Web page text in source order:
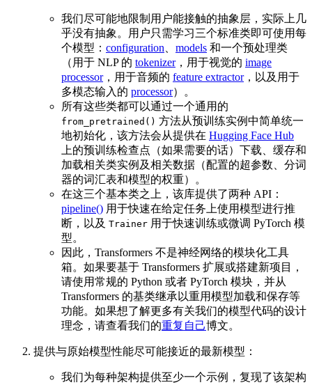
我们尽可能地限制用户能接触的抽象层，实际上几
乎没有抽象。用户只需学习三个标准类即可使用每
个模型： configuration models 和一个预处理类
（用于 NLP 的 tokenizer，用于视觉的 image
processor，用于音频的 feature extractor，以及用于
多模态输入的 processor）。
所有这些类都可以通过一个通用的
from_pretrained() 方法从预训练实例中简单统一
地初始化，该方法会从提供在 Hugging Face Hub
上的预训练检查点（如果需要的话）下载、缓存和
加载相关类实例及相关数据（配置的超参数、分词
器的词汇表和模型的权重）。
在这三个基本类之上，该库提供了两种 API：
pipeline() 用于快速在给定任务上使用模型进行推
断，以及 Trainer 用于快速训练或微调 PyTorch 模
型。
因此，Transformers 不是神经网络的模块化工具
箱。如果要基于 Transformers 扩展或搭建新项目，
请使用常规的 Python 或者 PyTorch 模块，并从
Transformers 的基类继承以重用模型加载和保存等
功能。如果想了解更多有关我们的模型代码的设计
理念，请查看我们的重复自己博文。
提供与原始模型性能尽可能接近的最新模型：
我们为每种架构提供至少一个示例，复现了该架构